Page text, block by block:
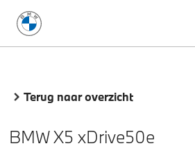
Terug naar overzicht
BMW X5 xDrive50e